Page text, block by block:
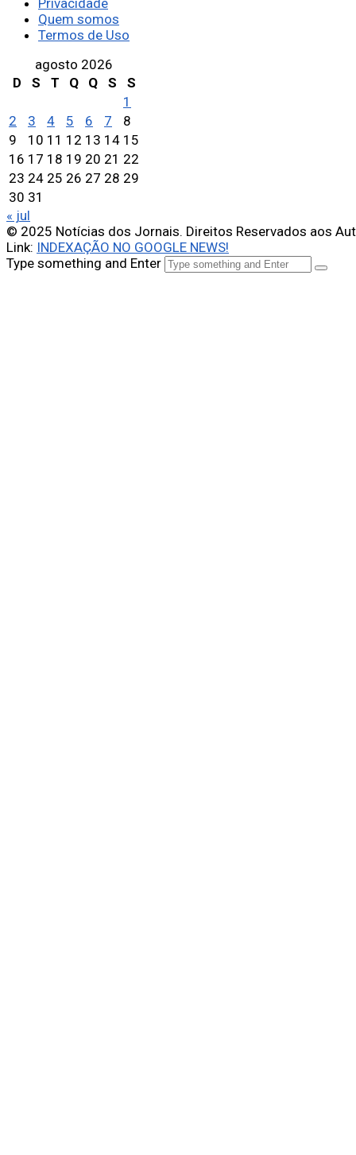
Privacidade
Quem somos
Termos de Uso
agosto 2026
D
S T Q Q S
S
1
2
3 4 5 6 7
8
9
10 11 12 13 14 15
16 17 18 19 20 21 22
23 24 25 26 27 28 29
30 31
« jul
© 2025 Notícias dos Jornais. Direitos Reservados aos
Link: INDEXAÇÃO NO GOOGLE NEWS!
Type something and Enter